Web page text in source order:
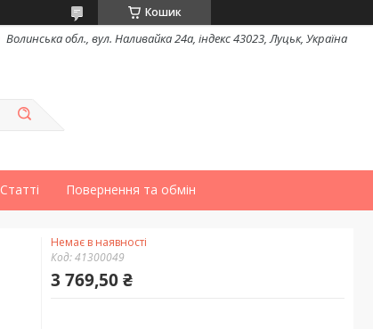
Кошик
Волинська обл., вул. Наливайка 24а, індекс 43023, Луцьк, Україна
Статті Повернення та обмін
Немає в наявності
Код:41300049
3 769,50 ₴